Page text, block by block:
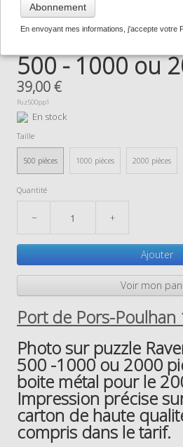
0
Puzzle
500 - 1000 ou
39,00 €
Puz500pp1
En stock
Taille
500 pièces 1000 pièces 2000 pièces
Quantité
− +
Ajouter
Voir mon
Port de Pors-Poulhan
Photo sur puzzle
500 -1000 ou 2000
boite métal pour le
Impression précise
carton de haute
compris dans le tarif.
Abonnement
En envoyant mes informations, j'accepte votre